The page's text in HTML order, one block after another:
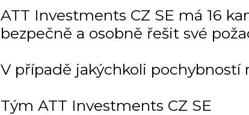
ATT Investments CZ SE má 16
bezpečně a osobně řešit své
V případě jakýchkoli
Tým ATT Investments CZ SE